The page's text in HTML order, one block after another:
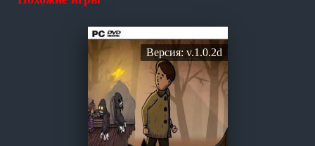
Версия: v.1.0.2d